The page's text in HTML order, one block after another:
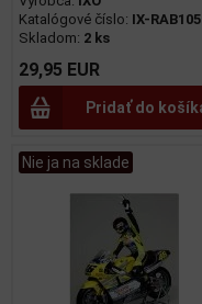
Katalógové číslo: IX-RAB105
Skladom: 2 ks
29,95 EUR
Pridať do
Nie ja na sklade